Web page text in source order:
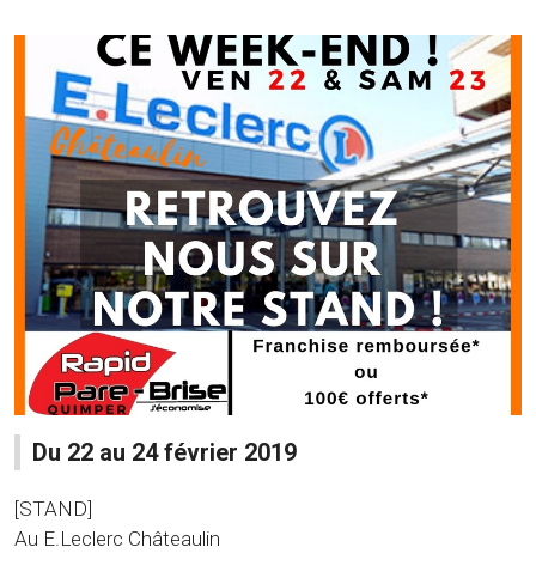
Du 22 au 24 février 2019
[STAND]
Au E.Leclerc Châteaulin